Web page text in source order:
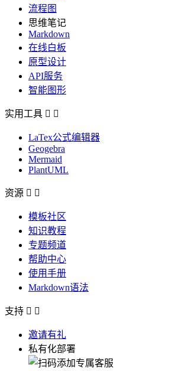
流程图
思维笔记
Markdown
在线白板
原型设计
API服务
智能图形
实用工具  
LaTex公式编辑器
Geogebra
Mermaid
PlantUML
资源  
模板社区
知识教程
专题频道
帮助中心
使用手册
Markdown语法
支持  
邀请有礼
私有化部署